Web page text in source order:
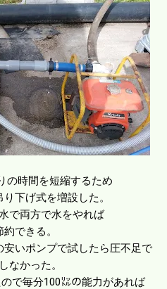
の時間を短縮するため
下げ式を増設した。
で両方で水をやれば
できる。
いポンプで試したら圧不足で
なかった。
で毎分100㍑の能力があれば